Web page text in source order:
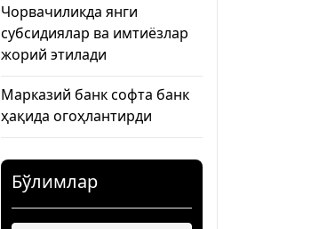
Чорвачиликда янги
субсидиялар ва имтиёзлар
жорий этилади
Марказий банк софта банк
ҳақида огоҳлантирди
Бўлимлар